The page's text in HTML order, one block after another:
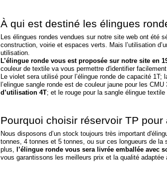
À qui est destiné les élingues
Les élingues rondes vendues sur notre site web ont été
construction, voirie et espaces verts. Mais l’utilisation
utilisation.
L’élingue ronde vous est proposée sur notre site en
couleur de textile va vous permettre d'identifier
Le violet sera utilisé pour l’élingue ronde de capacité
l’elingue sangle ronde est de couleur jaune pour les
d’utilisation 4T; et le rouge pour la sangle élingue textile
Pourquoi choisir réservoir TP
Nous disposons d’un stock toujours très important
tonnes, 4 tonnes et 5 tonnes, ou sur ces longueurs de
plus,
l’élingue ronde vous sera livrée emballée avec
vous garantissons les meilleurs prix et la qualité adaptée